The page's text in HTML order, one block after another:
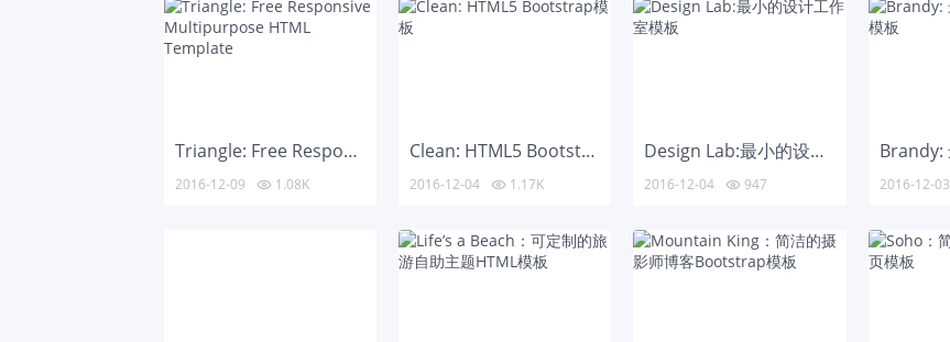
Triangle: Free Responsive Multipurpose HTML Template
2016-12-09  1.08K
Clean: HTML5 Bootstrap模板
2016-12-04  1.17K
Design Lab:最小的设计工作室模板
2016-12-04  947 2016-12-03